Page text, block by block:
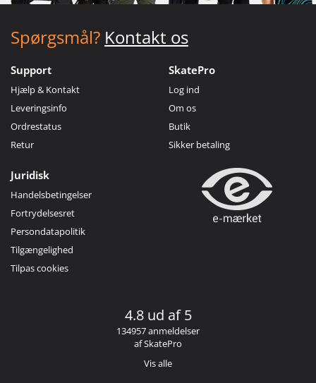
Spørgsmål? Kontakt os
Support
Hjælp & Kontakt
Leveringsinfo
Ordrestatus
Retur
SkatePro
Log ind
Om os
Butik
Sikker betaling
Juridisk
Handelsbetingelser
Fortrydelsesret
Persondatapolitik
Tilgængelighed
Tilpas cookies
4.8 ud af 5
134957 anmeldelser
af SkatePro
Vis alle